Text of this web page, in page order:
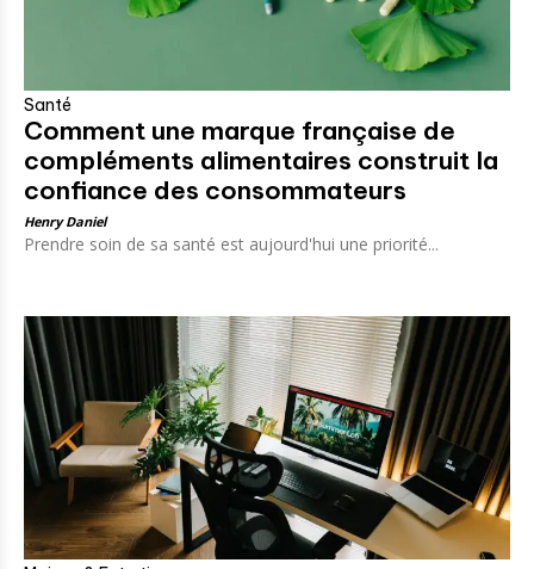
Santé
Comment une marque française de
compléments alimentaires construit la
confiance des consommateurs
Henry Daniel
Prendre soin de sa santé est aujourd'hui une priorité...